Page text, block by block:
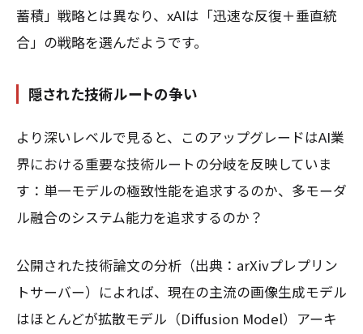
蓄積」戦略とは異なり、xAIは「迅速な反復＋垂直統
合」の戦略を選んだようです。
隠された技術ルートの争い
より深いレベルで見ると、このアップグレードはAI業
界における重要な技術ルートの分岐を反映していま
す：単一モデルの極致性能を追求するのか、多モーダ
ル融合のシステム能力を追求するのか？
公開された技術論文の分析（出典：arXivプレプリン
トサーバー）によれば、現在の主流の画像生成モデル
はほとんどが拡散モデル（Diffusion Model）アーキ